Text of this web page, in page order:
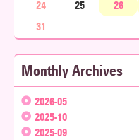
24
25 26
31
Monthly Archives
2026-05
2025-10
2025-09